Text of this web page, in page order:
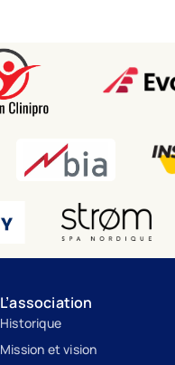
L’association
Historique
Mission et vision